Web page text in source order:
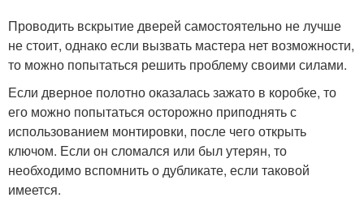
Проводить вскрытие дверей самостоятельно не лучше
не стоит, однако если вызвать мастера нет возможности,
то можно попытаться решить проблему своими силами.
Если дверное полотно оказалась зажато в коробке, то
его можно попытаться осторожно приподнять с
использованием монтировки, после чего открыть
ключом. Если он сломался или был утерян, то
необходимо вспомнить о дубликате, если таковой
имеется.